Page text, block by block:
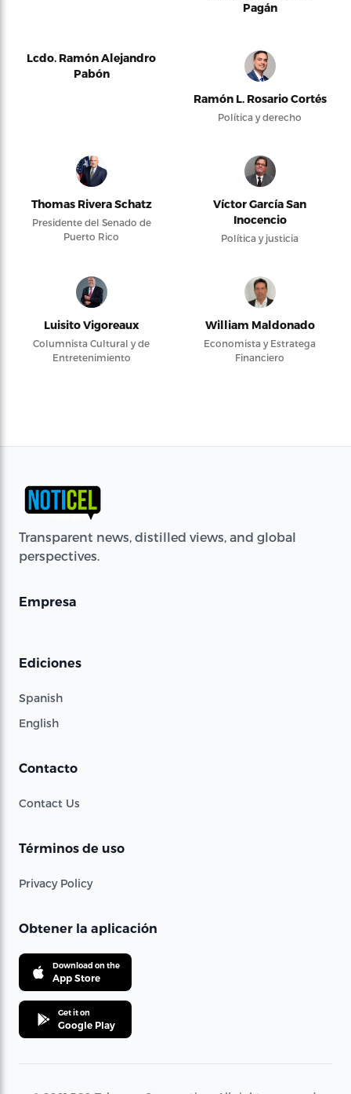
Pagán
Lcdo. Ramón Alejandro
Pabón
Ramón L. Rosario Cortés
Política y derecho
Thomas Rivera Schatz
Presidente del Senado de
Puerto Rico
Víctor García San
Inocencio
Política y justicia
Luisito Vigoreaux
Columnista Cultural y de
Entretenimiento
William Maldonado
Economista y Estratega
Financiero
Transparent news, distilled views, and global
perspectives.
Empresa
Ediciones
Spanish
English
Contacto
Contact Us
Términos de uso
Privacy Policy
Obtener la aplicación
Download on the
App Store
Get it on
Google Play